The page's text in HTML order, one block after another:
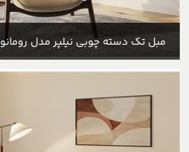
مبل تک دسته چوبی نیلپر مدل رومانو